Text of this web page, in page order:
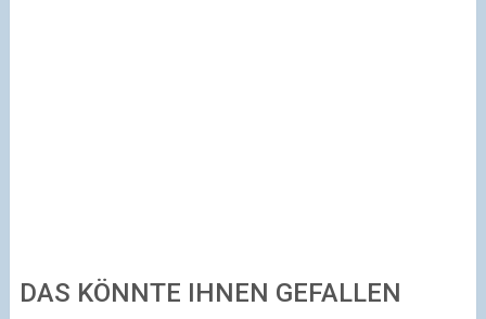
DAS KÖNNTE IHNEN GEFALLEN